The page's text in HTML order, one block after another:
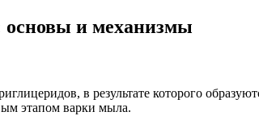
и механизмы
в результате которого
этапом варки мыла.